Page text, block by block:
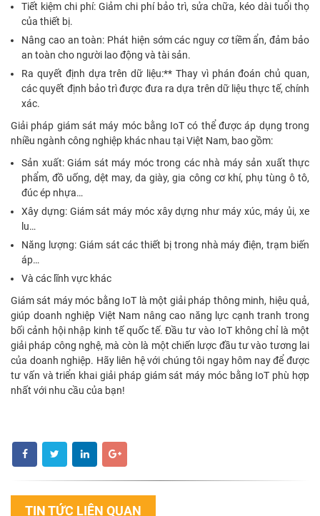
Tiết kiệm chi phí: Giảm chi phí bảo trì, sửa chữa, kéo dài tuổi thọ
của thiết bị.
Nâng cao an toàn: Phát hiện sớm các nguy cơ tiềm ẩn, đảm bảo
an toàn cho người lao động và tài sản.
Ra quyết định dựa trên dữ liệu:** Thay vì phán đoán chủ quan,
các quyết định bảo trì được đưa ra dựa trên dữ liệu thực tế, chính
xác.
Giải pháp giám sát máy móc bằng IoT có thể được áp dụng trong
nhiều ngành công nghiệp khác nhau tại Việt Nam, bao gồm:
Sản xuất: Giám sát máy móc trong các nhà máy sản xuất thực
phẩm, đồ uống, dệt may, da giày, gia công cơ khí, phụ tùng ô tô,
đúc ép nhựa…
Xây dựng: Giám sát máy móc xây dựng như máy xúc, máy ủi, xe
lu…
Năng lượng: Giám sát các thiết bị trong nhà máy điện, trạm biến
áp…
Và các lĩnh vực khác
Giám sát máy móc bằng IoT là một giải pháp thông minh, hiệu quả,
giúp doanh nghiệp Việt Nam nâng cao năng lực cạnh tranh trong
bối cảnh hội nhập kinh tế quốc tế. Đầu tư vào IoT không chỉ là một
giải pháp công nghệ, mà còn là một chiến lược đầu tư vào tương lai
của doanh nghiệp. Hãy liên hệ với chúng tôi ngay hôm nay để được
tư vấn và triển khai giải pháp giám sát máy móc bằng IoT phù hợp
nhất với nhu cầu của bạn!
TIN TỨC LIÊN QUAN